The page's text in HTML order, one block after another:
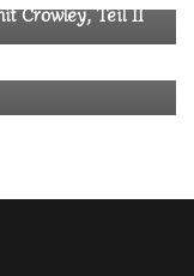
Crowley, Teil II